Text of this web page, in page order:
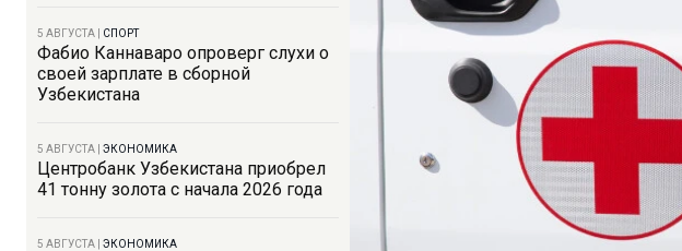
5 АВГУСТА СПОРТ
Фабио Каннаваро опроверг слухи о
своей зарплате в сборной
Узбекистана
5 АВГУСТА ЭКОНОМИКА
Центробанк Узбекистана приобрел
41 тонну золота с начала 2026 года
5 АВГУСТА ЭКОНОМИКА